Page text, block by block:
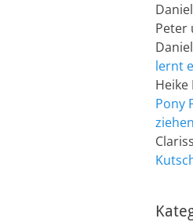
Peter
lernt
Heike
Pony
ziehen